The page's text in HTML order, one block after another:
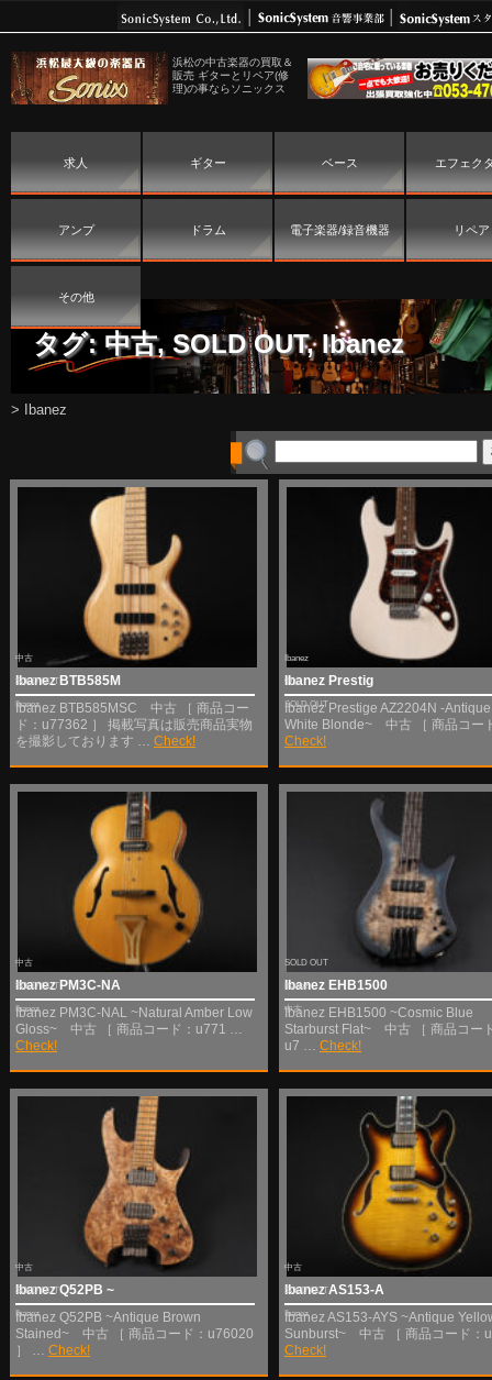
浜松の中古楽器の買取＆
販売 ギターとリペア(修
理)の事ならソニックス
求人 ギター ベース エフェク
アンプ ドラム 電子楽器/録音機器 リペア
その他
タグ: 中古, SOLD OUT,Ibanez
> Ibanez
Ibanez BTB585M
中古
SOLD OUT
Ibanez
Ibanez BTB585MSC 中古 ［ 商品コー
ド：u77362 ］ 掲載写真は販売商品実物
を撮影しております … Check!
Ibanez Prestig
Ibanez
中古
SOLD OUT
Ibanez Prestige AZ2204N -Antique
White Blonde~ 中古 ［ 商品コー
Check!
Ibanez PM3C-NA
中古
SOLD OUT
Ibanez
Ibanez PM3C-NAL ~Natural Amber Low
Gloss~ 中古 ［ 商品コード：u771 …
Check!
Ibanez EHB1500
SOLD OUT
Ibanez
中古
Ibanez EHB1500 ~Cosmic Blue
Starburst Flat~ 中古 ［ 商品コー
u7 … Check!
Ibanez Q52PB ~
中古
SOLD OUT
Ibanez
Ibanez Q52PB ~Antique Brown
Stained~ 中古 ［ 商品コード：u76020
］ … Check!
Ibanez AS153-A
中古
SOLD OUT
Ibanez
Ibanez AS153-AYS ~Antique
Sunburst~ 中古 ［ 商品コード：
Check!